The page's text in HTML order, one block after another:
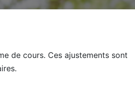
de cours. Ces ajustements sont